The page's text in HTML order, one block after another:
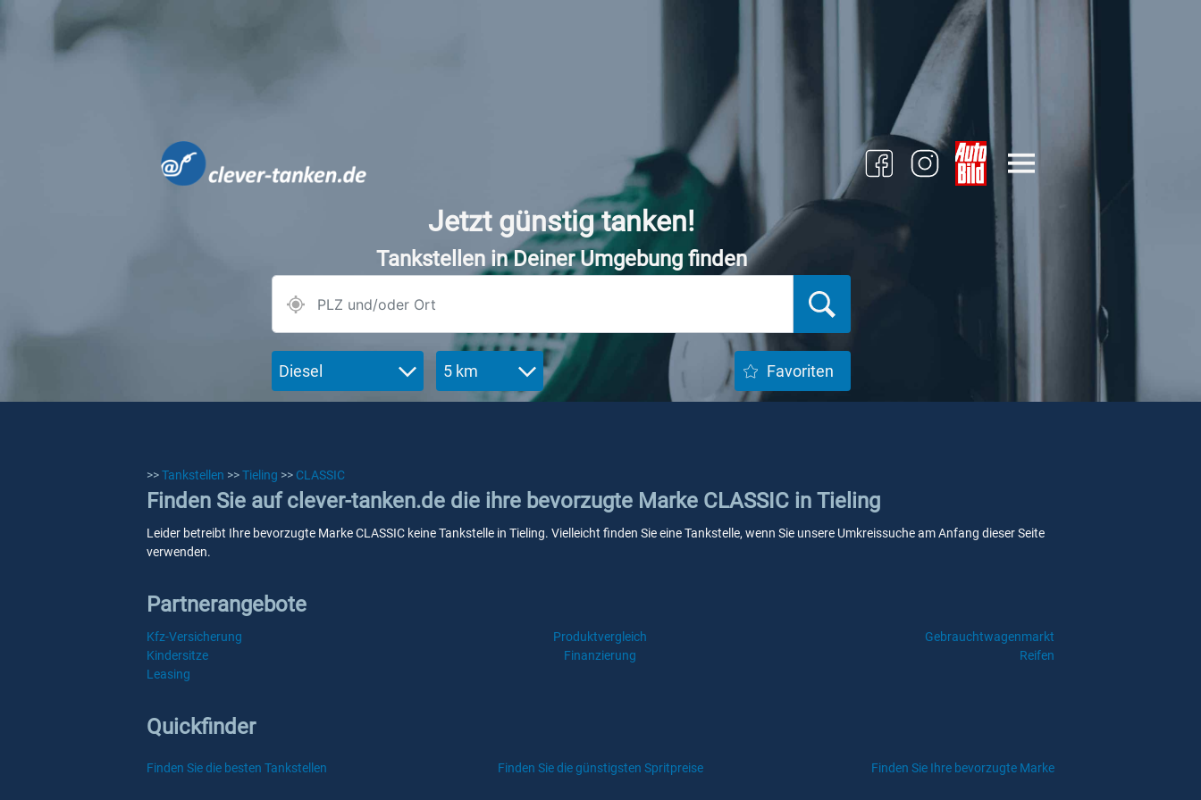
Jetzt günstig tanken!
Tankstellen in Deiner Umgebung finden
Diesel 5 km Favoriten
>>Tankstellen >>Tieling >> CLASSIC
Finden Sie auf clever-tanken.de die ihre bevorzugte Marke CLASSIC in Tieling
Leider betreibt Ihre bevorzugte Marke CLASSIC keine Tankstelle in Tieling. Vielleicht finden Sie eine Tankstelle, wenn Sie unsere Umkreissuche am Anfang dieser Seite
verwenden.
Partnerangebote
Kfz-Versicherung Produktvergleich
Gebrauchtwagenmarkt
Kindersitze
Finanzierung
Reifen
Leasing
Quickfinder
Finden Sie die besten Tankstellen Finden Sie die günstigsten Spritpreise Finden Sie Ihre bevorzugte Marke